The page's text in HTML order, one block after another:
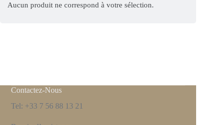
Aucun produit ne correspond à votre sélection.
Contactez-Nous
Tel: +33 7 56 88 13 21